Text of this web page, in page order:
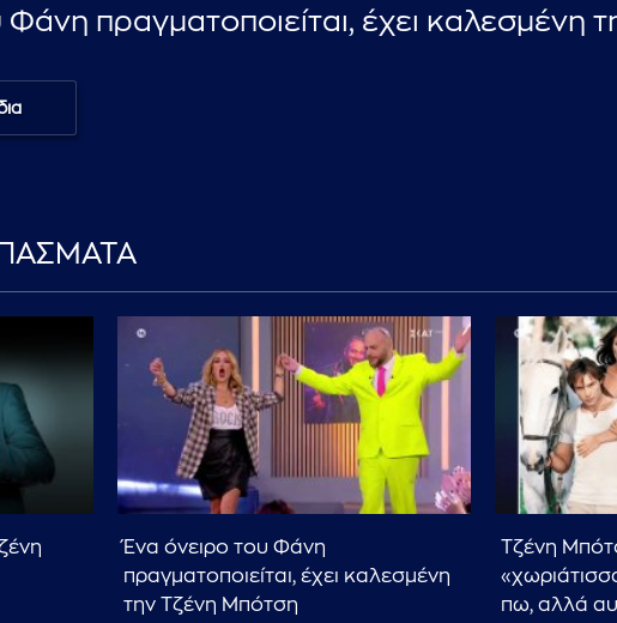
Φάνη πραγματοποιείται, έχει καλεσμένη
Ένα όνειρο του Φάνη
πραγματοποιείται, έχει καλεσμένη
την Τζένη Μπότση
Τζένη
πω, αλλά